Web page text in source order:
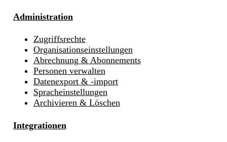
Administration
Zugriffsrechte
Organisationseinstellungen
Abrechnung & Abonnements
Personen verwalten
Datenexport & -import
Spracheinstellungen
Archivieren & Löschen
Integrationen